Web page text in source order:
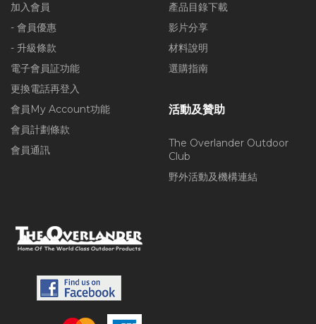
加入會員
- 會員優惠
- 升級條款
電子會員証功能
更換電話再登入
會員My Account功能
會員計劃條款
會員通訊
產品目錄下載
影片分享
材料說明
選購指南
活動及贊助
The Overlander Outdoor
Club
野外活動及機構連結